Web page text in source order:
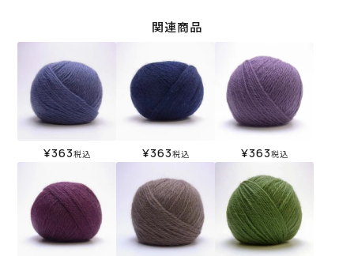
関連商品
¥363税込 ¥363税込 ¥363税込